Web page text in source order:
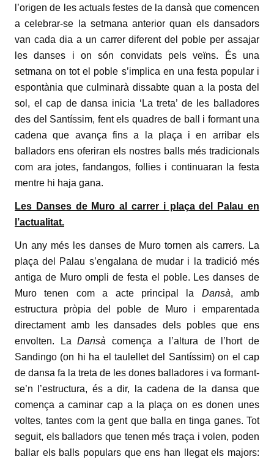
l’origen de les actuals festes de la dansà que comencen
a celebrar-se la setmana anterior quan els dansadors
van cada dia a un carrer diferent del poble per assajar
les danses i on són convidats pels veïns. És una
setmana on tot el poble s’implica en una festa popular i
espontània que culminarà dissabte quan a la posta del
sol, el cap de dansa inicia ‘La treta’ de les balladores
des del Santíssim, fent els quadres de ball i formant una
cadena que avança fins a la plaça i en arribar els
balladors ens oferiran els nostres balls més tradicionals
com ara jotes, fandangos, follies i continuaran la festa
mentre hi haja gana.
Les Danses de Muro al carrer i plaça del Palau en
l’actualitat.
Un any més les danses de Muro tornen als carrers. La
plaça del Palau s’engalana de mudar i la tradició més
antiga de Muro ompli de festa el poble. Les danses de
Muro tenen com a acte principal la Dansà, amb
estructura pròpia del poble de Muro i emparentada
directament amb les dansades dels pobles que ens
envolten. LaDansà comença a l’altura de l’hort de
Sandingo (on hi ha el taulellet del Santíssim) on el cap
de dansa fa la treta de les dones balladores i va formant-
se’n l’estructura, és a dir, la cadena de la dansa que
comença a caminar cap a la plaça on es donen unes
voltes, tantes com la gent que balla en tinga ganes. Tot
seguit, els balladors que tenen més traça i volen, poden
ballar els balls populars que ens han llegat els majors: